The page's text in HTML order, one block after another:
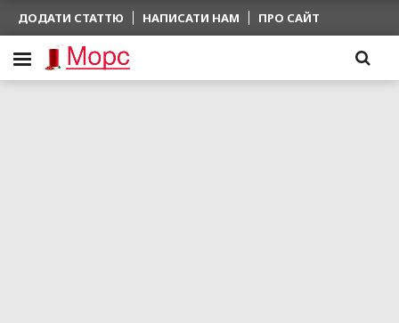
ДОДАТИ СТАТТЮ НАПИСАТИ НАМ ПРО САЙТ